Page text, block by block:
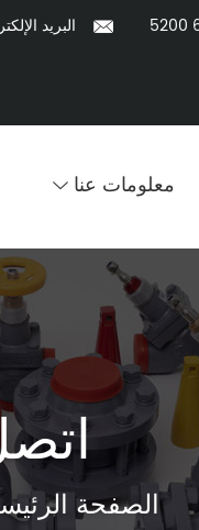
البريد
معلومات عنا
الصفحة